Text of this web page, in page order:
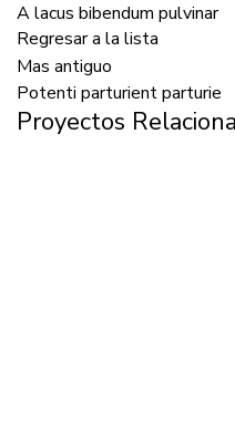
A lacus bibendum pulvinar
Regresar a la lista
Mas antiguo
Potenti parturient parturie
Proyectos